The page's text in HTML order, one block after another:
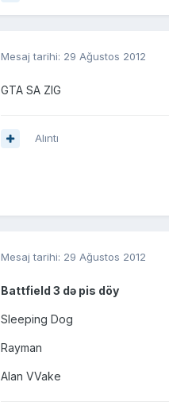
Mesaj tarihi: 29 Ağustos 2012
GTA SA ZIG
Alıntı
Mesaj tarihi: 29 Ağustos 2012
Battfield 3 də pis döy
Sleeping Dog
Rayman
Alan VVake